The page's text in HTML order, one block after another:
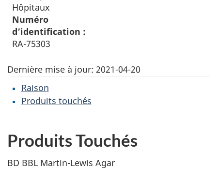
Hôpitaux
Numéro
d’identification :
RA-75303
Dernière mise à jour: 2021-04-20
Raison
Produits touchés
Produits Touchés
BD BBL Martin-Lewis Agar